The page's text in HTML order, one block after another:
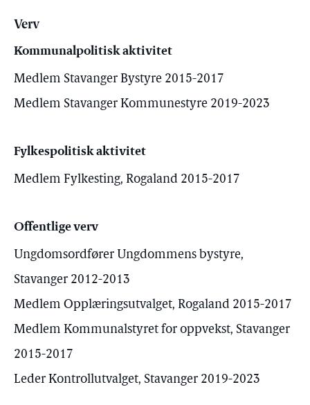
Verv
Kommunalpolitisk aktivitet
Medlem Stavanger Bystyre 2015-2017
Medlem Stavanger Kommunestyre 2019-2023
Fylkespolitisk aktivitet
Medlem Fylkesting, Rogaland 2015-2017
Offentlige verv
Ungdomsordfører Ungdommens bystyre,
Stavanger 2012-2013
Medlem Opplæringsutvalget, Rogaland 2015-2017
Medlem Kommunalstyret for oppvekst, Stavanger
2015-2017
Leder Kontrollutvalget, Stavanger 2019-2023